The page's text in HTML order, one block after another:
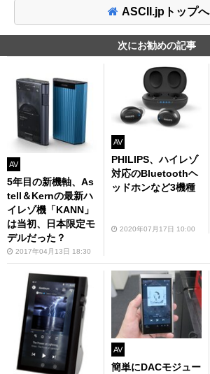
ASCII.jpトップへ
次にお勧めの記事
AV
5年目の新機軸、As
tell＆Kernの最新ハ
イレゾ機「KANN」
は当初、日本限定モ
デルだった？
2017年04月13日 18:30
AV
PHILIPS、ハイレゾ
対応のBluetoothヘ
ッドホンなど3機種
2020年07月17日 10:00
AV
簡単にDACモジュー